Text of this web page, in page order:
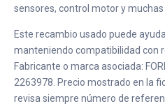
sensores, control motor y
Este recambio usado puede
manteniendo compatibilidad con
Fabricante o marca asociada:
2263978. Precio mostrado en la
revisa siempre número de